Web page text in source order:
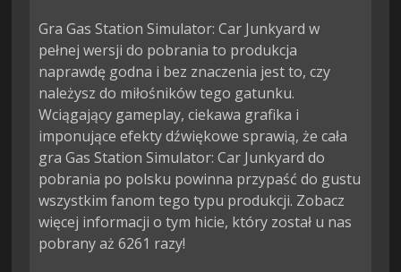
Gra Gas Station Simulator: Car Junkyard w
pełnej wersji do pobrania to produkcja
naprawdę godna i bez znaczenia jest to, czy
należysz do miłośników tego gatunku.
Wciągający gameplay, ciekawa grafika i
imponujące efekty dźwiękowe sprawią, że cała
gra Gas Station Simulator: Car Junkyard do
pobrania po polsku powinna przypaść do gustu
wszystkim fanom tego typu produkcji. Zobacz
więcej informacji o tym hicie, który został u nas
pobrany aż 6261 razy!